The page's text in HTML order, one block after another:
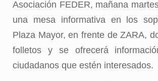
Asociación FEDER, mañana
una mesa informativa en los
Plaza Mayor, en frente de ZARA,
folletos y se ofrecerá
ciudadanos que estén interesados.